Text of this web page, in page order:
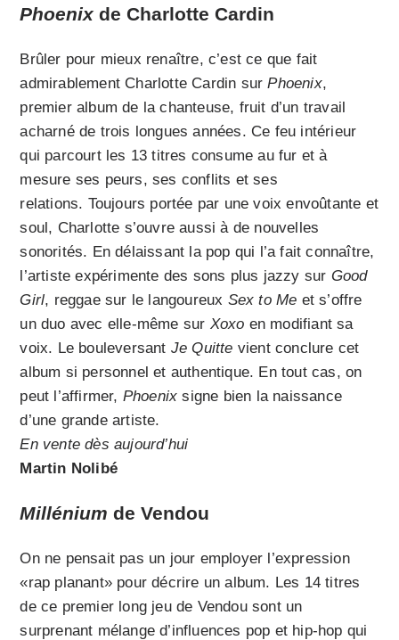
Phoenix de Charlotte Cardin
Brûler pour mieux renaître, c’est ce que fait
admirablement Charlotte Cardin surPhoenix,
premier album de la chanteuse, fruit d’un travail
acharné de trois longues années. Ce feu intérieur
qui parcourt les 13 titres consume au fur et à
mesure ses peurs, ses conflits et ses
relations. Toujours portée par une voix envoûtante et
soul, Charlotte s’ouvre aussi à de nouvelles
sonorités. En délaissant la pop qui l’a fait connaître,
l’artiste expérimente des sons plus jazzy sur Good
Girl, reggae sur le langoureux Sex to Me et s’offre
un duo avec elle-même sur Xoxo en modifiant sa
voix. Le bouleversant Je Quitte vient conclure cet
album si personnel et authentique. En tout cas, on
peut l’affirmer, Phoenix signe bien la naissance
d’une grande artiste.
En vente dès aujourd’hui
Martin Nolibé
Millénium de Vendou
On ne pensait pas un jour employer l’expression
«rap planant» pour décrire un album. Les 14 titres
de ce premier long jeu de Vendou sont un
surprenant mélange d’influences pop et hip-hop qui